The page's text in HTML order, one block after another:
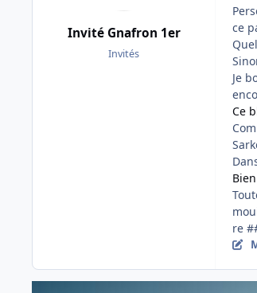
Invité Gnafron 1er
Invités
ce
Je
Ce
re